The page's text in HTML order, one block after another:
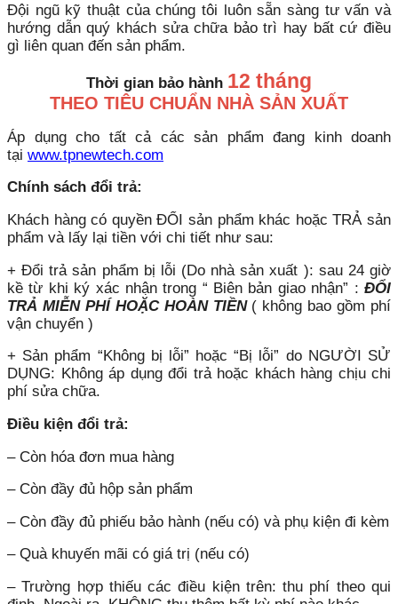
Đội ngũ kỹ thuật của chúng tôi luôn sẵn sàng tư vấn và
hướng dẫn quý khách sửa chữa bảo trì hay bất cứ điều
gì liên quan đến sản phẩm.
Thời gian bảo hành 12 tháng
THEO TIÊU CHUẨN NHÀ SẢN XUẤT
Áp dụng cho tất cả các sản phẩm đang kinh doanh
tại www.tpnewtech.com
Chính sách đổi trả:
Khách hàng có quyền ĐỔI sản phẩm khác hoặc TRẢ sản
phẩm và lấy lại tiền với chi tiết như sau:
+ Đổi trả sản phẩm bị lỗi (Do nhà sản xuất ): sau 24 giờ
kề từ khi ký xác nhận trong “ Biên bản giao nhận” : ĐỔI
TRẢ MIỄN PHÍ HOẶC HOÀN TIỀN( không bao gồm phí
vận chuyển )
+ Sản phẩm “Không bị lỗi” hoặc “Bị lỗi” do NGƯỜI SỬ
DỤNG: Không áp dụng đổi trả hoặc khách hàng chịu chi
phí sửa chữa.
Điều kiện đổi trả:
– Còn hóa đơn mua hàng
– Còn đầy đủ hộp sản phẩm
– Còn đầy đủ phiếu bảo hành (nếu có) và phụ kiện đi kèm
– Quà khuyến mãi có giá trị (nếu có)
– Trường hợp thiếu các điều kiện trên: thu phí theo qui